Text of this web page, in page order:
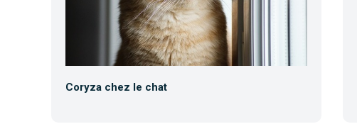
Coryza chez le chat